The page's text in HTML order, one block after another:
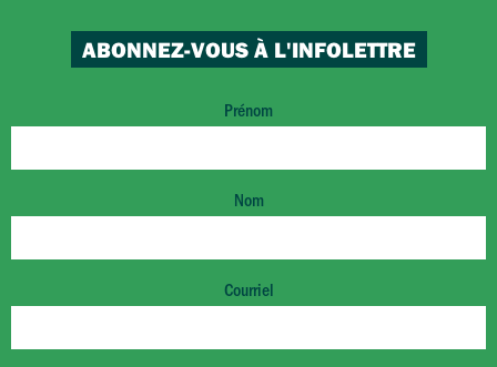
ABONNEZ-VOUS À L'INFOLETTRE
Prénom
Nom
Courriel